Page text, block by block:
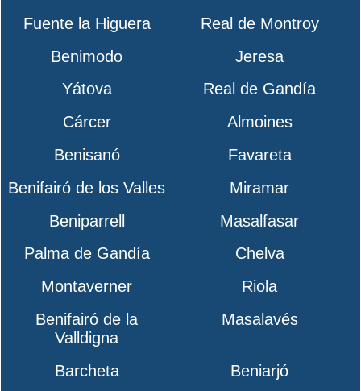
Fuente la Higuera
Real de Montroy
Benimodo
Jeresa
Yátova
Real de Gandía
Cárcer
Almoines
Benisanó
Favareta
Benifairó de los Valles
Miramar
Beniparrell
Masalfasar
Palma de Gandía
Chelva
Montaverner
Riola
Benifairó de la
Valldigna
Masalavés
Barcheta
Beniarjó